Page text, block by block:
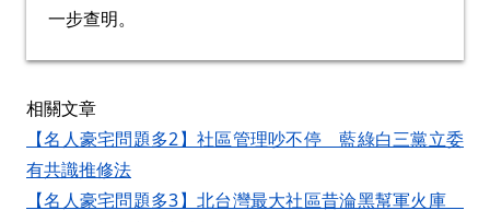
一步查明。
相關文章
【名人豪宅問題多2】社區管理吵不停 藍綠白三黨立委
有共識推修法
【名人豪宅問題多3】北台灣最大社區昔淪黑幫軍火庫